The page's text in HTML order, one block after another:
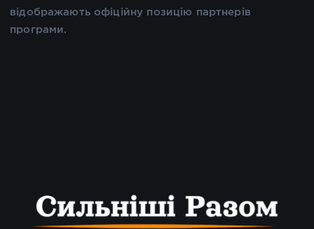
відображають офіційну позицію партнерів
програми.